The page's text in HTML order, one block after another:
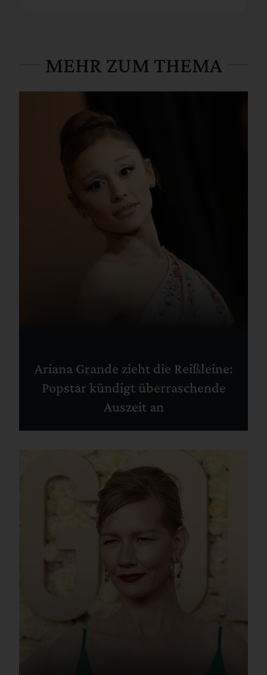
MEHR ZUM THEMA
Ariana Grande zieht die Reißleine:
Popstar kündigt überraschende
Auszeit an